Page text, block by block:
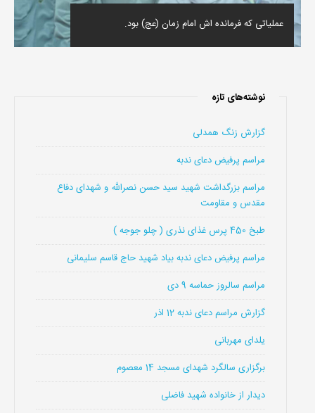
عملیاتی که فرمانده اش امام زمان (عج) بود.
نوشته‌های تازه
گزارش زنگ همدلی
مراسم پرفیض دعای ندبه
مراسم بزرگداشت شهید سید حسن نصرالله و شهدای دفاع
مقدس و مقاومت
طبخ 450 پرس غذای نذری ( چلو جوجه )
مراسم پرفیض دعای ندبه بیاد شهید حاج قاسم سلیمانی
مراسم سالروز حماسه 9 دی
گزارش مراسم دعای ندبه 12 اذر
یلدای مهربانی
برگزاری سالگرد شهدای مسجد 14 معصوم
دیدار از خانواده شهید فاضلی